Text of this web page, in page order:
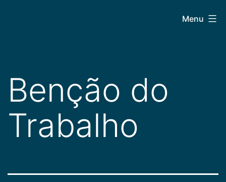
Menu
Benção do
Trabalho